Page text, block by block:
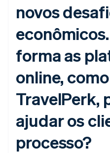
novos
forma as
online,
TravelPerk,
ajudar os
processo?